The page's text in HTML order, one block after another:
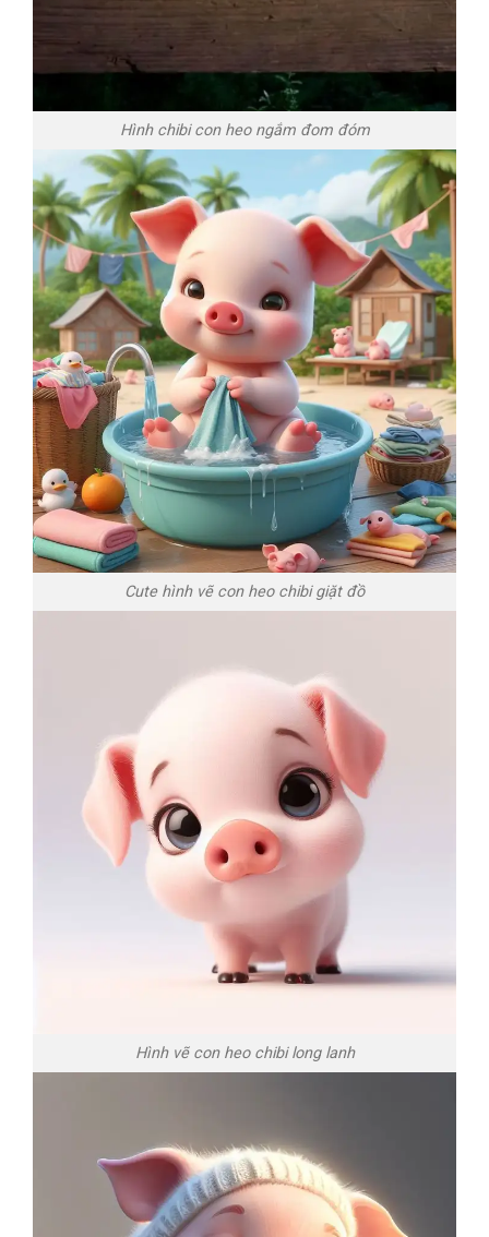
Hình chibi con heo ngắm đom đóm
Cute hình vẽ con heo chibi giặt đồ
Hình vẽ con heo chibi long lanh